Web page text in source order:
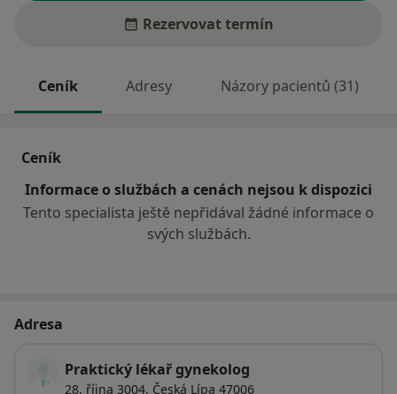
Rezervovat termín
Ceník Adresy Názory pacientů (31)
Ceník
Informace o službách a cenách nejsou k dispozici
Tento specialista ještě nepřidával žádné informace o
svých službách.
Adresa
Praktický lékař gynekolog
28. října 3004, Česká Lípa 47006